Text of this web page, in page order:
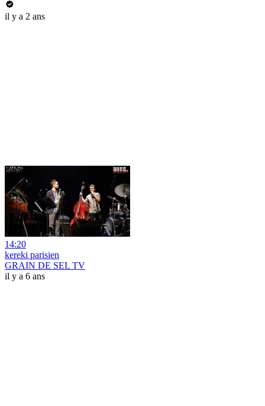
il y a 2 ans
14:20
kereki parisien
GRAIN DE SEL TV
il y a 6 ans